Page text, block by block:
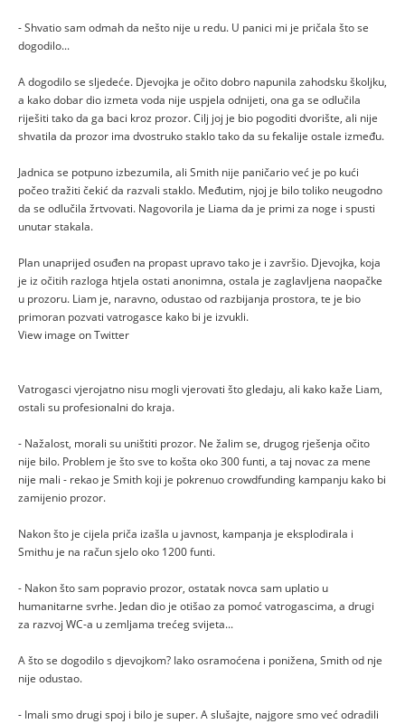
- Shvatio sam odmah da nešto nije u redu. U panici mi je pričala što se
dogodilo...
A dogodilo se sljedeće. Djevojka je očito dobro napunila zahodsku školjku,
a kako dobar dio izmeta voda nije uspjela odnijeti, ona ga se odlučila
riješiti tako da ga baci kroz prozor. Cilj joj je bio pogoditi dvorište, ali nije
shvatila da prozor ima dvostruko staklo tako da su fekalije ostale između.
Jadnica se potpuno izbezumila, ali Smith nije paničario već je po kući
počeo tražiti čekić da razvali staklo. Međutim, njoj je bilo toliko neugodno
da se odlučila žrtvovati. Nagovorila je Liama da je primi za noge i spusti
unutar stakala.
Plan unaprijed osuđen na propast upravo tako je i završio. Djevojka, koja
je iz očitih razloga htjela ostati anonimna, ostala je zaglavljena naopačke
u prozoru. Liam je, naravno, odustao od razbijanja prostora, te je bio
primoran pozvati vatrogasce kako bi je izvukli.
View image on Twitter
Vatrogasci vjerojatno nisu mogli vjerovati što gledaju, ali kako kaže Liam,
ostali su profesionalni do kraja.
- Nažalost, morali su uništiti prozor. Ne žalim se, drugog rješenja očito
nije bilo. Problem je što sve to košta oko 300 funti, a taj novac za mene
nije mali - rekao je Smith koji je pokrenuo crowdfunding kampanju kako bi
zamijenio prozor.
Nakon što je cijela priča izašla u javnost, kampanja je eksplodirala i
Smithu je na račun sjelo oko 1200 funti.
- Nakon što sam popravio prozor, ostatak novca sam uplatio u
humanitarne svrhe. Jedan dio je otišao za pomoć vatrogascima, a drugi
za razvoj WC-a u zemljama trećeg svijeta...
A što se dogodilo s djevojkom? Iako osramoćena i ponižena, Smith od nje
nije odustao.
- Imali smo drugi spoj i bilo je super. A slušajte, najgore smo već odradili